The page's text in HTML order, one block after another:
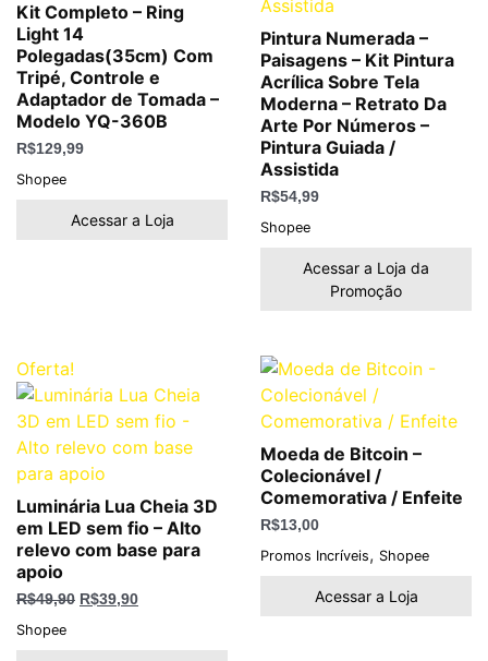
Kit Completo – Ring
Light 14
Polegadas(35cm) Com
Tripé, Controle e
Adaptador de Tomada –
Modelo YQ-360B
R$129,99
Shopee
Acessar a Loja
Pintura Numerada –
Paisagens – Kit Pintura
Acrílica Sobre Tela
Moderna – Retrato Da
Arte Por Números –
Pintura Guiada /
Assistida
R$54,99
Shopee
Acessar a Loja da
Promoção
Oferta!
Luminária Lua Cheia 3D
em LED sem fio – Alto
relevo com base para
apoio
R$49,90
original
era:
R$49,90.
R$39,90
é:
R$39,90.
Shopee
Moeda de Bitcoin –
Colecionável /
Comemorativa / Enfeite
R$13,00
Promos Incríveis, Shopee
Acessar a Loja